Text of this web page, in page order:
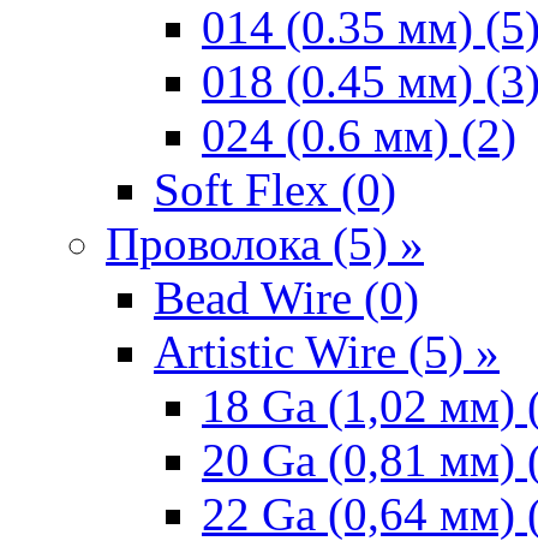
014 (0.35 мм)
018 (0.45 мм)
024 (0.6 мм) (2)
Soft Flex (0)
Проволока (5) »
Bead Wire (0)
Artistic Wire (5) »
18 Ga (1,02 мм)
20 Ga (0,81 мм)
22 Ga (0,64 мм)